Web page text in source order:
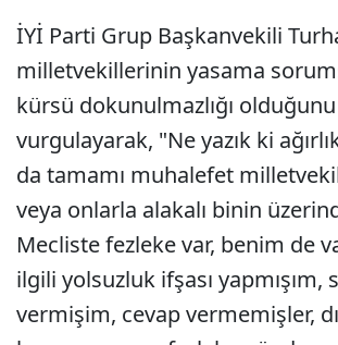
İYİ Parti Grup Başkanvekili
milletvekillerinin yasama
kürsü dokunulmazlığı olduğunu
vurgulayarak, "Ne yazık ki
da tamamı muhalefet
veya onlarla alakalı binin
Mecliste fezleke var, benim de
ilgili yolsuzluk ifşası yapmışım,
vermişim, cevap vermemişler,